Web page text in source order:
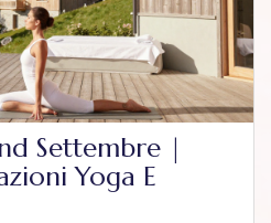
Settembre |
Yoga E